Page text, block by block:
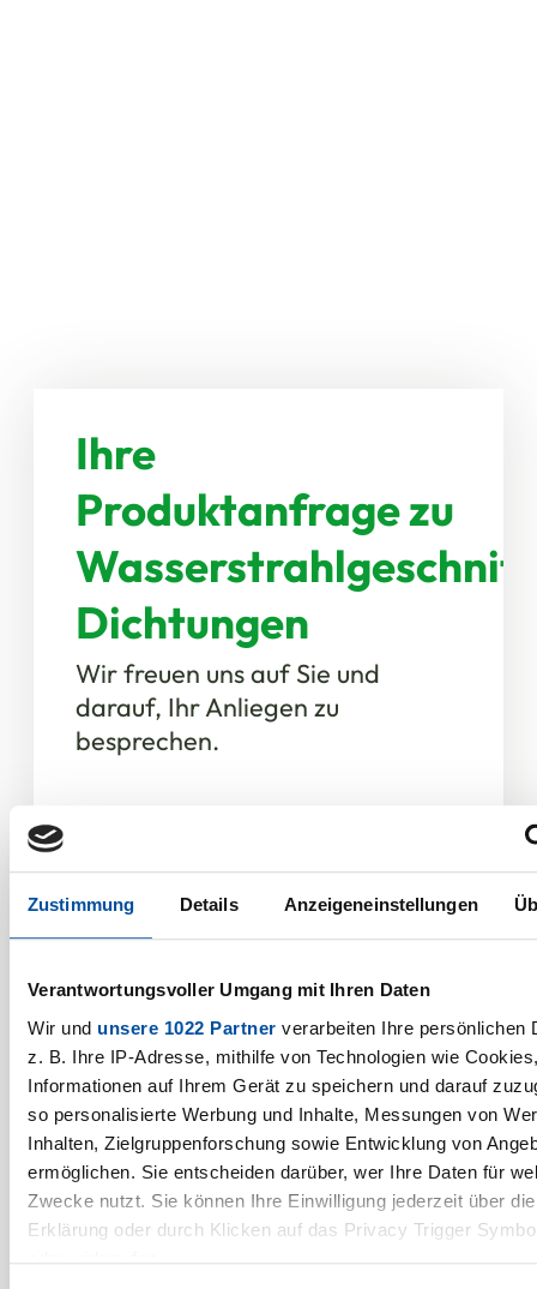
Zustimmung Details Anzeigeneinstellungen
Verantwortungsvoller Umgang mit Ihren Daten
Wir und unsere 1022 Partner verarbeiten Ihre persönlichen
z. B. Ihre IP-Adresse, mithilfe von Technologien wie
Informationen auf Ihrem Gerät zu speichern und darauf
so personalisierte Werbung und Inhalte, Messungen von
Inhalten, Zielgruppenforschung sowie Entwicklung von
ermöglichen. Sie entscheiden darüber, wer Ihre Daten für
Zwecke nutzt. Sie können Ihre Einwilligung jederzeit über
Erklärung oder durch Klicken auf das Privacy Trigger
Ihre
Produktanfrage zu
Dichtungen
Wir freuen uns auf Sie und
darauf, Ihr Anliegen zu
besprechen.
Name*